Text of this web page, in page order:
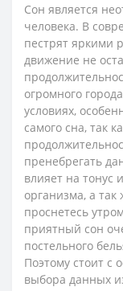
Сон является
человека. В
пестрят яркими
движение не
огромного
условиях,
самого сна, так
пренебрегать
влияет на тонус
организма, а
проснетесь
приятный сон
постельного
Поэтому стоит с
выбора данных